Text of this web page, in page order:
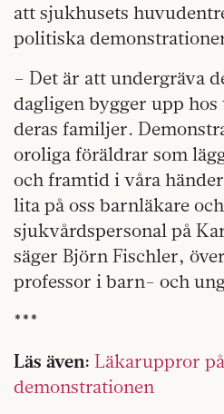
att sjukhusets
politiska
– Det är att undergräva
dagligen bygger upp
deras familjer.
oroliga föräldrar som
och framtid i våra
lita på oss barnläkare
sjukvårdspersonal på
säger Björn Fischler,
professor i barn- och
***
Läs även: Läkaruppror
demonstrationen